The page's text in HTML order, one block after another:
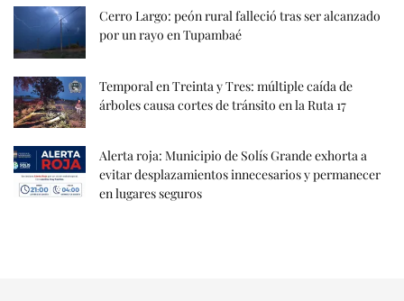
Cerro Largo: peón rural falleció tras ser alcanzado
por un rayo en Tupambaé
Temporal en Treinta y Tres: múltiple caída de
árboles causa cortes de tránsito en la Ruta 17
Alerta roja: Municipio de Solís Grande exhorta a
evitar desplazamientos innecesarios y permanecer
en lugares seguros